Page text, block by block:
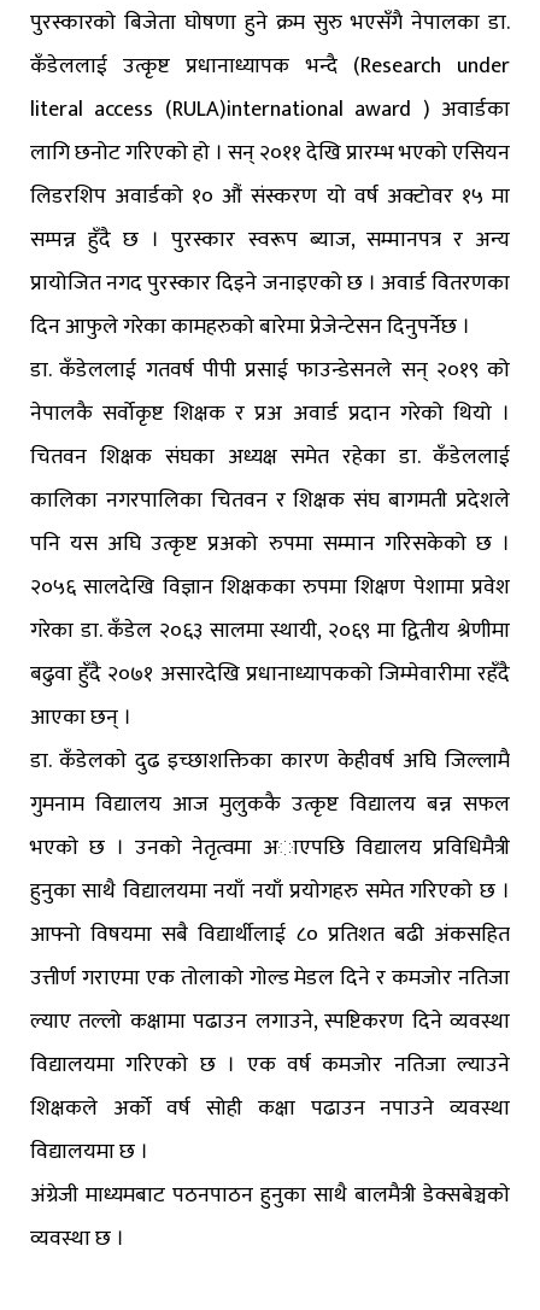
पुरस्कारकाे बिजेता घाेषणा हुने क्रम सुरु भएसँगै नेपालका डा.
कँडेललाई उत्कृष्ट प्रधानाध्यापक भन्दै (Research under
literal access (RULA)international award ) अवार्डका
लागि छनोट गरिएको हो । सन् २०११ देखि प्रारम्भ भएको एसियन
लिडरशिप अवार्डको १० औं संस्करण यो वर्ष अक्टोवर १५ मा
सम्पन्न हुँदै छ । पुरस्कार स्वरूप ब्याज, सम्मानपत्र र अन्य
प्रायोजित नगद पुरस्कार दिइने जनाइएको छ । अवार्ड वितरणका
दिन आफुले गरेका कामहरुको बारेमा प्रेजेन्टेसन दिनुपर्नेछ ।
डा. कँडेललाई गतवर्ष पीपी प्रसाई फाउन्डेसनले सन् २०१९ को
नेपालकै सर्वोकृष्ट शिक्षक र प्रअ अवार्ड प्रदान गरेको थियो ।
चितवन शिक्षक संघका अध्यक्ष समेत रहेका डा. कँडेललाई
कालिका नगरपालिका चितवन र शिक्षक संघ बागमती प्रदेशले
पनि यस अघि उत्कृष्ट प्रअको रुपमा सम्मान गरिसकेको छ ।
२०५६ सालदेखि विज्ञान शिक्षकका रुपमा शिक्षण पेशामा प्रवेश
गरेका डा. कँडेल २०६३ सालमा स्थायी, २०६९ मा द्वितीय श्रेणीमा
बढुवा हुँदै २०७१ असारदेखि प्रधानाध्यापकको जिम्मेवारीमा रहँदै
आएका छन् ।
डा. कँडेलकाे दुढ इच्छाशक्तिका कारण केहीवर्ष अघि जिल्लामै
गुमनाम विद्यालय आज मुलुककै उत्कृष्ट विद्यालय बन्न सफल
भएकाे छ । उनकाे नेतृत्वमा अाएपछि विद्यालय प्रविधिमैत्री
हुनुका साथै विद्यालयमा नयाँ नयाँ प्रयाेगहरु समेत गरिएकाे छ ।
आफ्नो विषयमा सबै विद्यार्थीलाई ८० प्रतिशत बढी अंकसहित
उत्तीर्ण गराएमा एक तोलाको गोल्ड मेडल दिने र कमजोर नतिजा
ल्याए तल्लो कक्षामा पढाउन लगाउने, स्पष्टिकरण दिने व्यवस्था
विद्यालयमा गरिएकाे छ । एक वर्ष कमजोर नतिजा ल्याउने
शिक्षकले अर्को वर्ष सोही कक्षा पढाउन नपाउने व्यवस्था
विद्यालयमा छ ।
अंग्रेजी माध्यमबाट पठनपाठन हुनुका साथै बालमैत्री डेक्सबेञ्चकाे
व्यवस्था छ ।